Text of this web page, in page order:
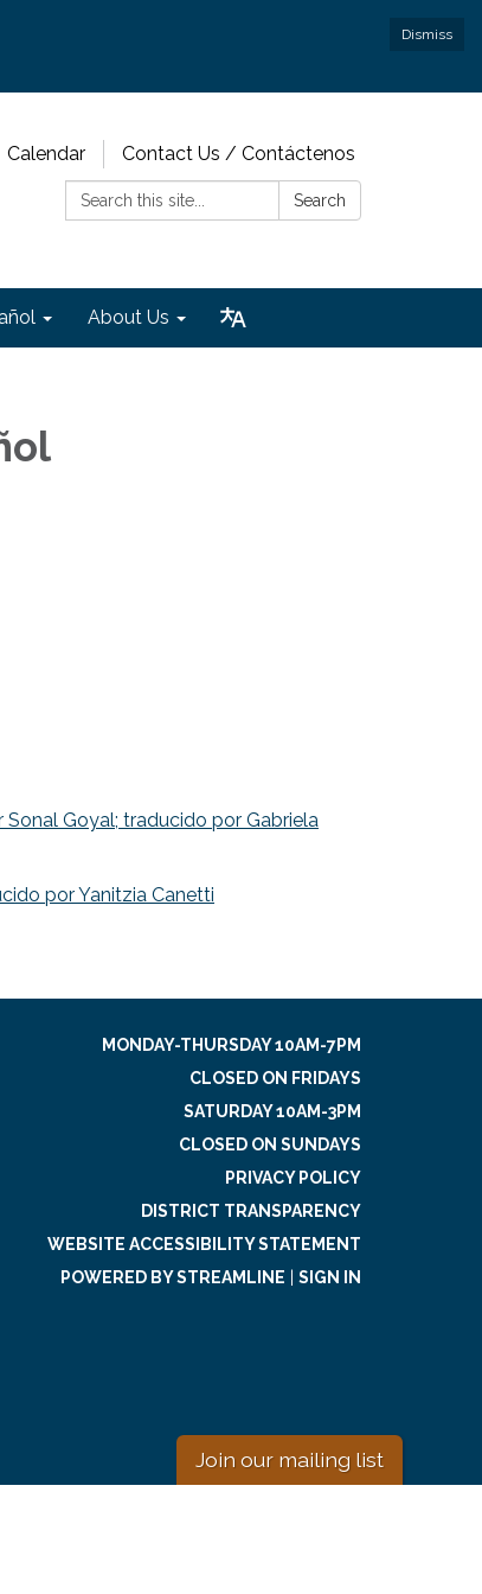
Dismiss
Calendar
Contact Us / Contáctenos
Search:
Search
About Us
Goyal; traducido por Gabriela
por Yanitzia Canetti
MONDAY-THURSDAY 10AM-7PM
CLOSED ON FRIDAYS
SATURDAY 10AM-3PM
CLOSED ON SUNDAYS
PRIVACY POLICY
DISTRICT TRANSPARENCY
WEBSITE ACCESSIBILITY STATEMENT
POWERED BY STREAMLINE
SIGN IN
Join our mailing list